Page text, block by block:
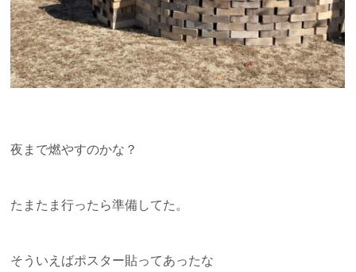
夜まで燃やすのかな？
たまたま行ったら準備してた。
そういえばポスター貼ってあったな